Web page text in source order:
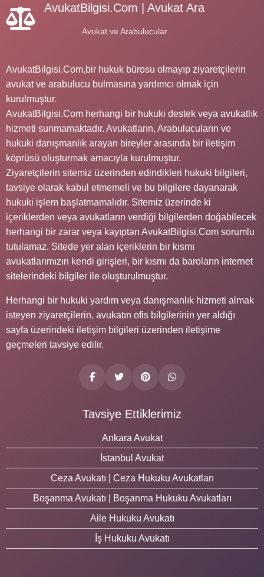
AvukatBilgisi.Com | Avukat Ara
Avukat ve Arabulucular
AvukatBilgisi.Com,bir hukuk bürosu olmayıp ziyaretçilerin
avukat ve arabulucu bulmasına yardımcı olmak için
kurulmuştur.
AvukatBilgisi.Com herhangi bir hukuki destek veya avukatlık
hizmeti sunmamaktadır. Avukatların, Arabulucuların ve
hukuki danışmanlık arayan bireyler arasında bir iletişim
köprüsü oluşturmak amacıyla kurulmuştur.
Ziyaretçilerin sitemiz üzerinden edindikleri hukuki bilgileri,
tavsiye olarak kabul etmemeli ve bu bilgilere dayanarak
hukuki işlem başlatmamalıdır. Sitemiz üzerinde ki
içeriklerden veya avukatların verdiği bilgilerden doğabilecek
herhangi bir zarar veya kayıptan AvukatBilgisi.Com sorumlu
tutulamaz. Sitede yer alan içeriklerin bir kısmı
avukatlarımızın kendi girişleri, bir kısmı da baroların internet
sitelerindeki bilgiler ile oluşturulmuştur.
Herhangi bir hukuki yardım veya danışmanlık hizmeti almak
isteyen ziyaretçilerin, avukatın ofis bilgilerinin yer aldığı
sayfa üzerindeki iletişim bilgileri üzerinden iletişime
geçmeleri tavsiye edilir.
Tavsiye Ettiklerimiz
Ankara Avukat
İstanbul Avukat
Ceza Avukatı | Ceza Hukuku Avukatları
Boşanma Avukatı | Boşanma Hukuku Avukatları
Aile Hukuku Avukatı
İş Hukuku Avukatı